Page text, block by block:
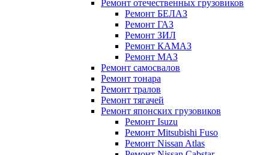
Ремонт отечественных грузовиков
Ремонт БЕЛАЗ
Ремонт ГАЗ
Ремонт ЗИЛ
Ремонт КАМАЗ
Ремонт МАЗ
Ремонт самосвалов
Ремонт тонара
Ремонт тралов
Ремонт тягачей
Ремонт японских грузовиков
Ремонт Isuzu
Ремонт Mitsubishi Fuso
Ремонт Nissan Atlas